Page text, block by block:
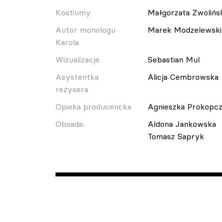
Kostiumy
Małgorzata
Autor monologu
Karola
Marek Modzelewski
Wizualizacje
Sebastian Mul
Asystentka
reżysera
Alicja Cembrowska
Opieka producencka
Agnieszka
Obsada:
Aldona Jankowska
Tomasz Sapryk